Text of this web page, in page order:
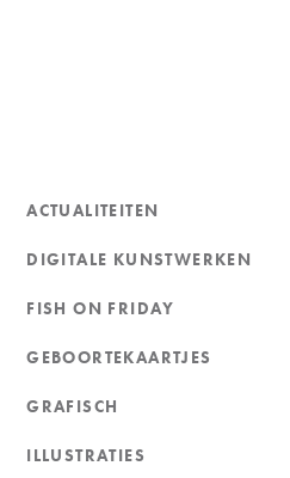
ACTUALITEITEN
DIGITALE KUNSTWERKEN
FISH ON FRIDAY
GEBOORTEKAARTJES
GRAFISCH
ILLUSTRATIES